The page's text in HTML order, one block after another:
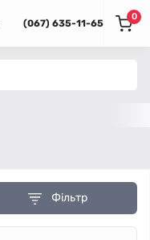
(067) 635-11-65
0
Фільтр